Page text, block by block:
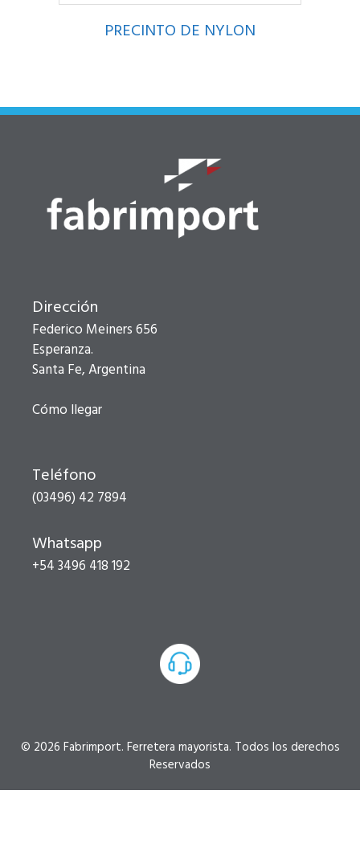
PRECINTO DE NYLON
Dirección
Federico Meiners 656
Esperanza.
Santa Fe, Argentina
Cómo llegar
Teléfono
(03496) 42 7894
Whatsapp
+54 3496 418 192
© 2026 Fabrimport. Ferretera mayorista. Todos los derechos
Reservados